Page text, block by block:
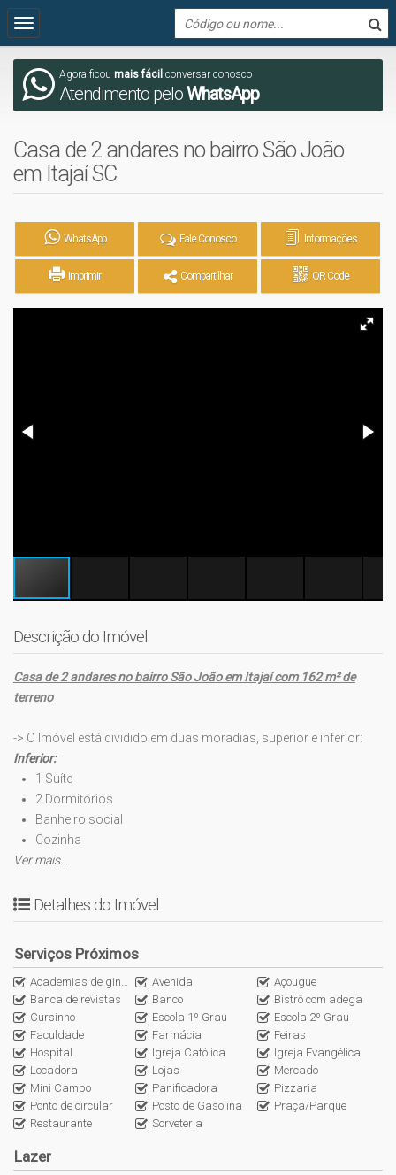
Agora ficou mais fácil conversar conosco
Atendimento peloWhatsApp
Casa de 2 andares no bairro São João
em Itajaí SC
WhatsApp Fale Conosco Informações
Imprimir Compartilhar QR Code
Descrição do Imóvel
Casa de 2 andares no bairro São João em Itajaí com 162 m² de
terreno
-> O Imóvel está dividido em duas moradias, superior e inferior:
Inferior:
1 Suíte
2 Dormitórios
Banheiro social
Cozinha
Sala de Estar e TV
Superior:
Ampla sacada
Banheiro social
Cozinha
Sala de Estar e TV
Área de serviço
1 Vaga de garagem
2 Vagas de estacionamento
Nos chame pelo ícone do whatsapp!
Ver mais...
Detalhes do Imóvel
Serviços Próximos
Academias de ginástica Avenida
Açougue
Banca de revistas
Banco
Bistrô com adega
Cursinho
Escola 1º Grau
Escola 2º Grau
Faculdade
Farmácia
Feiras
Hospital
Igreja Católica
Igreja Evangélica
Locadora
Lojas
Mercado
Mini Campo
Panificadora
Pizzaria
Ponto de circular
Posto de Gasolina
Praça/Parque
Restaurante
Sorveteria
Lazer